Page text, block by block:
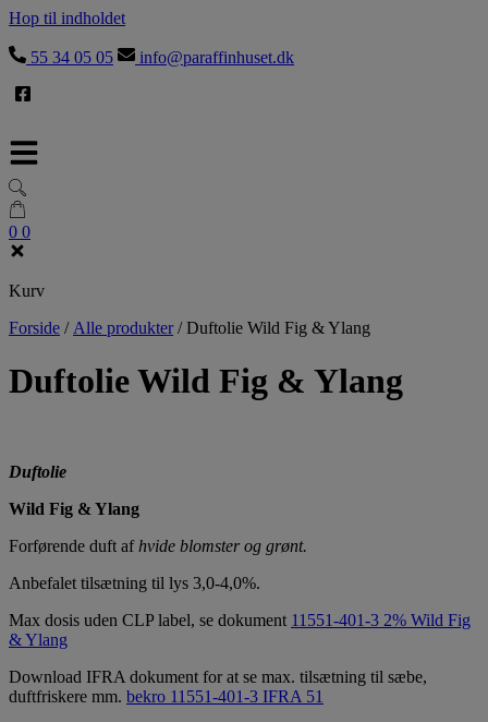
Hop til indholdet
55 34 05 05 info@paraffinhuset.dk
0 0
Kurv
Forside / Alle produkter /Duftolie Wild Fig & Ylang
Duftolie Wild Fig & Ylang
Duftolie
Wild Fig & Ylang
Forførende duft af hvide blomster og grønt.
Anbefalet tilsætning til lys 3,0-4,0%.
Max dosis uden CLP label, se dokument 11551-401-3 2% Wild Fig
& Ylang
Download IFRA dokument for at se max. tilsætning til sæbe,
duftfriskere mm. bekro 11551-401-3 IFRA 51